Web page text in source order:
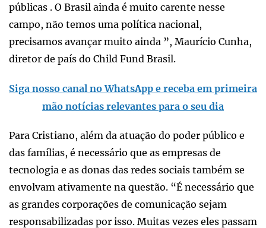
públicas . O Brasil ainda é muito carente nesse
campo, não temos uma política nacional,
precisamos avançar muito ainda ”, Maurício Cunha,
diretor de país do Child Fund Brasil.
Siga nosso canal no WhatsApp e receba em primeira
mão notícias relevantes para o seu dia
Para Cristiano, além da atuação do poder público e
das famílias, é necessário que as empresas de
tecnologia e as donas das redes sociais também se
envolvam ativamente na questão. “É necessário que
as grandes corporações de comunicação sejam
responsabilizadas por isso. Muitas vezes eles passam